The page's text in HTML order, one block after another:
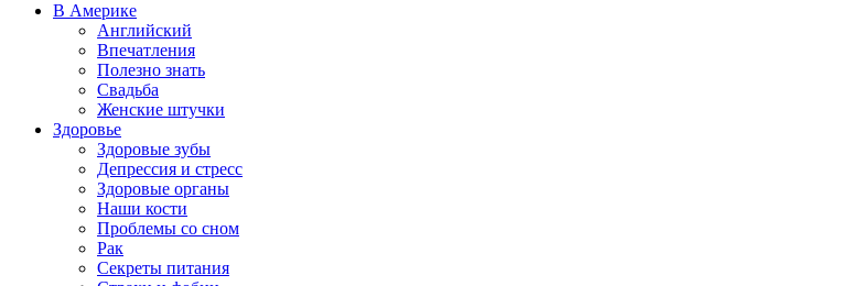
В Америке
Английский
Впечатления
Полезно знать
Свадьба
Женские штучки
Здоровье
Здоровые зубы
Депрессия и стресс
Здоровые органы
Наши кости
Проблемы со сном
Рак
Секреты питания